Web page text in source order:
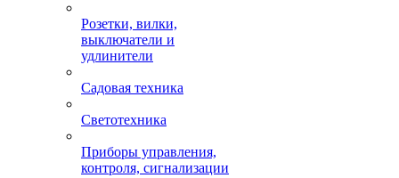
Розетки, вилки,
выключатели и
удлинители
Садовая техника
Светотехника
Приборы управления,
контроля, сигнализации